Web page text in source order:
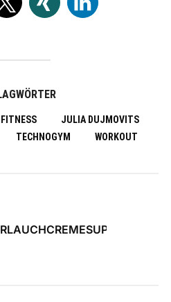
FITNESS
JULIA DUJMOVITS
TECHNOGYM WORKOUT